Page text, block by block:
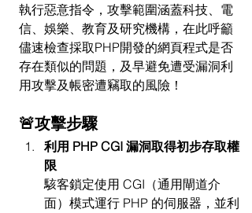
執行惡意指令，攻擊範圍涵蓋科技、電
信、娛樂、教育及研究機構，在此呼籲
儘速檢查採取PHP開發的網頁程式是否
存在類似的問題，及早避免遭受漏洞利
用攻擊及帳密遭竊取的風險！
🚨攻擊步驟
利用 PHP CGI 漏洞取得初步存取權
限
駭客鎖定使用 CGI（通用閘道介
面）模式運行 PHP 的伺服器，並利